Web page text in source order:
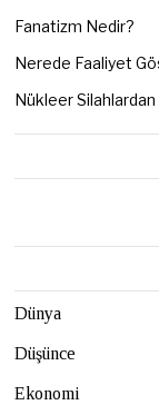
Fanatizm Nedir?
Nerede Faaliyet
Nükleer Silahlardan
Dünya
Düşünce
Ekonomi